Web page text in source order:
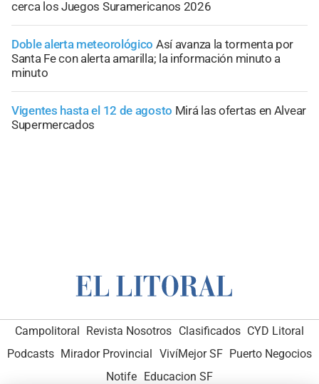
cerca los Juegos Suramericanos 2026
Doble alerta meteorológico Así avanza la tormenta por
Santa Fe con alerta amarilla; la información minuto a
minuto
Vigentes hasta el 12 de agosto Mirá las ofertas en Alvear
Supermercados
Campolitoral Revista Nosotros Clasificados CYD Litoral
Podcasts Mirador Provincial VivíMejor SF Puerto Negocios
Notife Educacion SF